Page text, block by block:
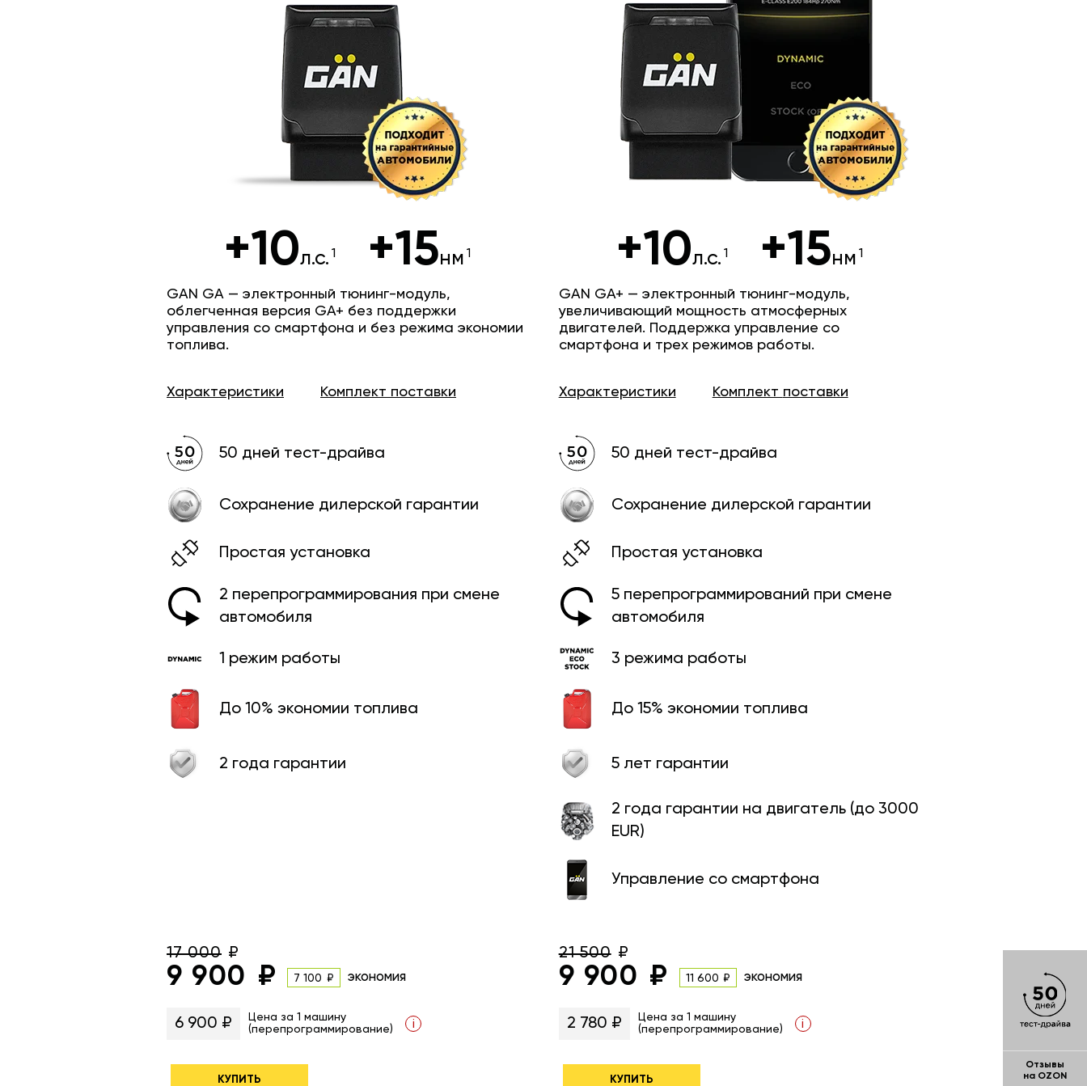
+10л.с. +15нм
GAN GA+ — электронный тюнинг-модуль,
увеличивающий мощность атмосферных
двигателей. Поддержка управление со
смартфона и трех режимов работы.
Характеристики Комплект поставки
50 дней тест-драйва
Сохранение дилерской гарантии
Простая установка
5 перепрограмми­рований при смене
автомобиля
3 режима работы
До 15% экономии топлива
5 лет гарантии
2 года гарантии на двигатель (до 3000
EUR)
Управление со смартфона
21 500
9 900 11 600 экономия
2 780 ₽
Цена за 1 машину
(перепрограммирование)
i
КУПИТЬ
+10л.с. +15нм
GAN GA — электронный тюнинг-модуль,
облегченная версия GA+ без поддержки
управления со смартфона и без режима экономии
топлива.
Характеристики Комплект поставки
50 дней тест-драйва
Сохранение дилерской гарантии
Простая установка
2 перепрограмми­рования при смене
автомобиля
1 режим работы
До 10% экономии топлива
2 года гарантии
17 000
9 900 7 100 экономия
6 900 ₽
Цена за 1 машину
(перепрограммирование)
i
КУПИТЬ
Отзывы
на OZON